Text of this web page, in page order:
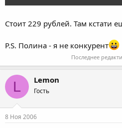
Стоит 229 рублей. Там кстати
P.S. Полина - я не конкурент
Последнее
L Lemon
Гость
8 Ноя 2006